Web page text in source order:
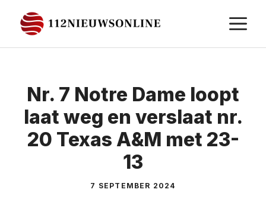
naar
de
Nr. 7 Notre Dame loopt
laat weg en verslaat nr.
20 Texas A&M met 23-
13
7 SEPTEMBER 2024